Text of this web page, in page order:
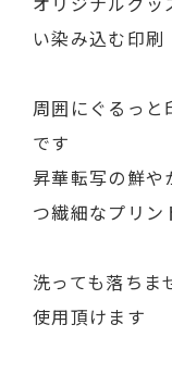
い染み込む印刷
周囲にぐるっ
です
昇華転写の鮮や
つ繊細なプリン
洗っても落ちま
使用頂けます